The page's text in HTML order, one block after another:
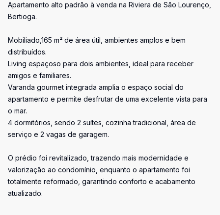
Apartamento alto padrão à venda na Riviera de São Lourenço,
Bertioga.
Mobiliado,165 m² de área útil, ambientes amplos e bem
distribuídos.
Living espaçoso para dois ambientes, ideal para receber
amigos e familiares.
Varanda gourmet integrada amplia o espaço social do
apartamento e permite desfrutar de uma excelente vista para
o mar.
4 dormitórios, sendo 2 suítes, cozinha tradicional, área de
serviço e 2 vagas de garagem.
O prédio foi revitalizado, trazendo mais modernidade e
valorização ao condomínio, enquanto o apartamento foi
totalmente reformado, garantindo conforto e acabamento
atualizado.